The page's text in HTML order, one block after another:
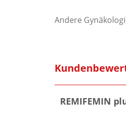
Andere
REMIFEMIN